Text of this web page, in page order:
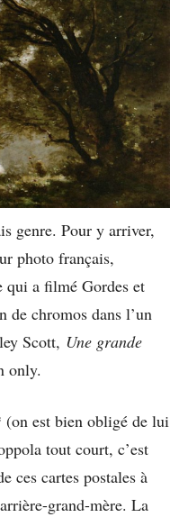
genre. Pour y arriver,
photo français,
a filmé Gordes et
de chromos dans l’un
Scott, Une grande
only.
est bien obligé de lui
tout court, c’est
ces cartes postales à
grand-mère. La